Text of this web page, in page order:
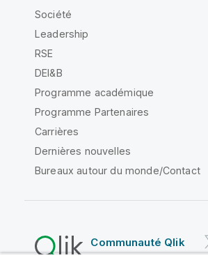
Société
Leadership
RSE
DEI&B
Programme académique
Programme Partenaires
Carrières
Dernières nouvelles
Bureaux autour du monde/Contact
Communauté Qlik